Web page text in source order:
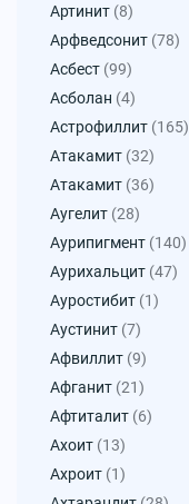
Артинит (8)
Арфведсонит (78)
Асбест (99)
Асболан (4)
Астрофиллит (165)
Атакамит (32)
Атакамит (36)
Аугелит (28)
Аурипигмент (140)
Аурихальцит (47)
Ауростибит (1)
Аустинит (7)
Афвиллит (9)
Афганит (21)
Афтиталит (6)
Ахоит (13)
Ахроит (1)